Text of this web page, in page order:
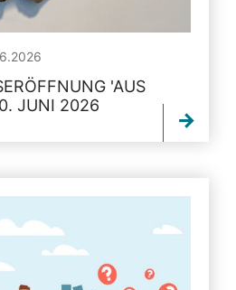
'AUS
JUNI 2026